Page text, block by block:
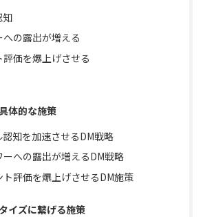
知
への露出が増える
評価を爆上げさせる
体的な施策
認知を加速させるDM戦略
ーへの露出が増えるDM戦略
ト評価を爆上げさせるDM施策
イズに繋げる施策